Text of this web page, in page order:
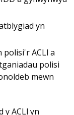
yn
polisi'r ACLl a
polisi
mewn
y ACLl yn